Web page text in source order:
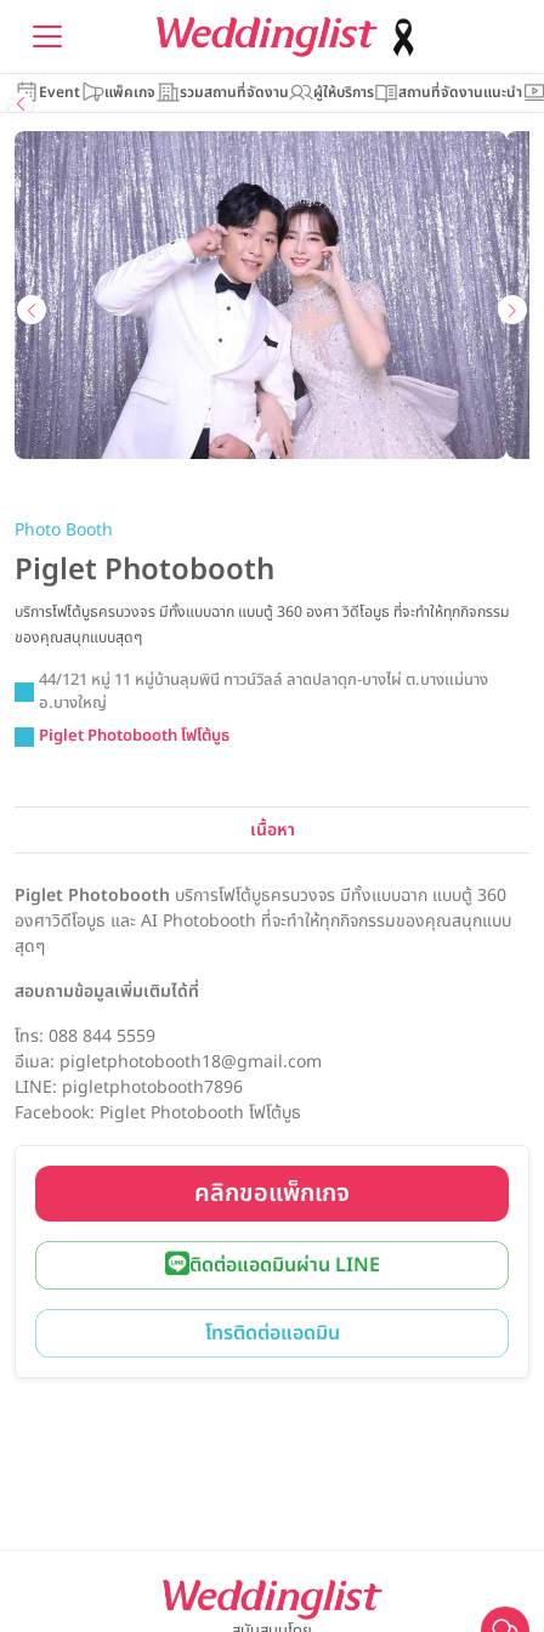
Event แพ็คเกจ รวมสถานที่จัดงาน ผู้ให้บริการ สถานที่จัดงานแนะนำ
Photo Booth
Piglet Photobooth
บริการโฟโต้บูธครบวงจร มีทั้งแบบฉาก แบบตู้ 360 องศา วิดีโอบูธ ที่จะทำให้ทุกกิจกรรม
ของคุณสนุกแบบสุดๆ
44/121 หมู่ 11 หมู่บ้านลุมพินี ทาวน์วิลล์ ลาดปลาดุก-บางไผ่ ต.บางแม่นาง
อ.บางใหญ่
Piglet Photobooth โฟโต้บูธ
เนื้อหา
Piglet Photobooth บริการโฟโต้บูธครบวงจร มีทั้งแบบฉาก แบบตู้ 360
องศาวิดีโอบูธ และ AI Photobooth ที่จะทำให้ทุกกิจกรรมของคุณสนุกแบบ
สุดๆ
สอบถามข้อมูลเพิ่มเติมได้ที่
โทร: 088 844 5559
อีเมล: pigletphotobooth18@gmail.com
LINE: pigletphotobooth7896
Facebook: Piglet Photobooth โฟโต้บูธ
คลิกขอแพ็กเกจ
ติดต่อแอดมินผ่าน LINE
โทรติดต่อแอดมิน